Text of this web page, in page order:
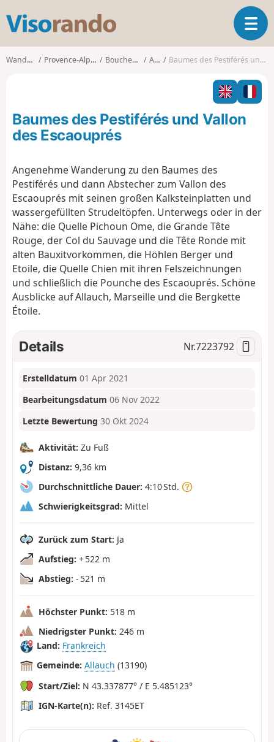
s
o
o
T
o
l
n
i
o
Wanderungen Provence-Alpes-Côte d'Azur Bouches-du-Rhône Allauch Baumes des Pestiférés und Vallon des Escaouprés
Baumes des Pestiférés und Vallon
des Escaouprés
Angenehme Wanderung zu den Baumes des
Pestiférés und dann Abstecher zum Vallon des
Escaouprés mit seinen großen Kalksteinplatten und
wassergefüllten Strudeltöpfen. Unterwegs oder in der
Nähe: die Quelle Pichoun Ome, die Grande Tête
Rouge, der Col du Sauvage und die Tête Ronde mit
alten Bauxitvorkommen, die Höhlen Berger und
Etoile, die Quelle Chien mit ihren Felszeichnungen
und schließlich die Pounche des Escaouprés. Schöne
Ausblicke auf Allauch, Marseille und die Bergkette
Étoile.
Details Nr.7223792
Erstelldatum 01 Apr 2021
Bearbeitungsdatum 06 Nov 2022
Letzte Bewertung 30 Okt 2024
Aktivität: Zu Fuß
Distanz: 9,36 km
Durchschnittliche Dauer: 4:10 Std.
Schwierigkeitsgrad: Mittel
Zurück zum Start: Ja
Aufstieg: + 522 m
Abstieg: - 521 m
Höchster Punkt: 518 m
Niedrigster Punkt: 246 m
Land: Frankreich
Gemeinde: Allauch (13190)
Start/Ziel: N 43.337877° / E 5.485123°
IGN-Karte(n): Ref. 3145ET